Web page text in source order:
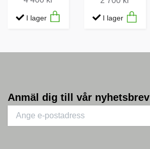
I lager I lager
Anmäl dig till vår nyhetsbrev